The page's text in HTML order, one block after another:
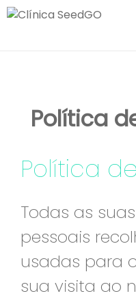
Skip
SeedGO Saúde
Clínica
Política
Política
Todas as
pessoais
usadas para
sua visita ao